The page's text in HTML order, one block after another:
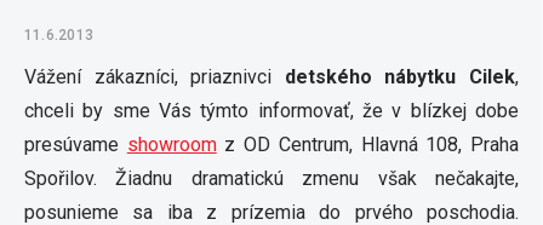
11.6.2013
Vážení zákazníci, priaznivci detského nábytku Cilek,
chceli by sme Vás týmto informovať, že v blízkej dobe
presúvame showroomz OD Centrum, Hlavná 108, Praha
Spořilov. Žiadnu dramatickú zmenu však nečakajte,
posunieme sa iba z prízemia do prvého poschodia.